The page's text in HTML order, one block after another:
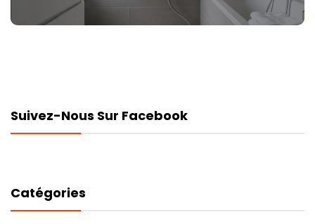
Suivez-Nous Sur Facebook
Catégories